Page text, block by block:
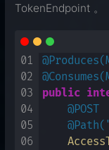
TokenEndpoint 。
01
02
03
04
05
06
public
@POST